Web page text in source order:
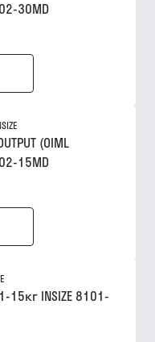
30MD
(OIML
15MD
INSIZE 8101-